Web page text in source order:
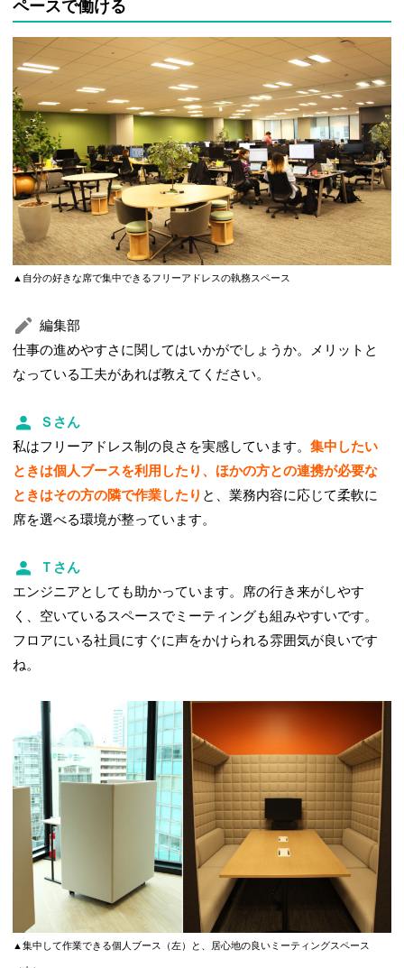
ペースで働ける
▲自分の好きな席で集中できるフリーアドレスの執務スペース
編集部
仕事の進めやすさに関してはいかがでしょうか。メリットと
なっている工夫があれば教えてください。
Ｓさん
私はフリーアドレス制の良さを実感しています。集中したい
ときは個人ブースを利用したり、ほかの方との連携が必要な
ときはその方の隣で作業したり と、業務内容に応じて柔軟に
席を選べる環境が整っています。
Ｔさん
エンジニアとしても助かっています。席の行き来がしやす
く、空いているスペースでミーティングも組みやすいです。
フロアにいる社員にすぐに声をかけられる雰囲気が良いです
ね。
▲集中して作業できる個人ブース（左）と、居心地の良いミーティングスペース